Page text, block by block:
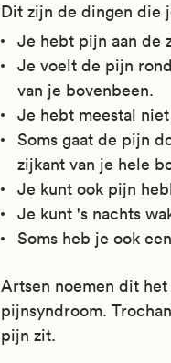
Dit zijn de dingen die
Je hebt pijn aan de
Je voelt de pijn
van je bovenbeen.
Je hebt meestal
Soms gaat de pijn
zijkant van je hele
Je kunt ook pijn
Je kunt 's nachts
Soms heb je ook
Artsen noemen dit
pijnsyndroom.
pijn zit.